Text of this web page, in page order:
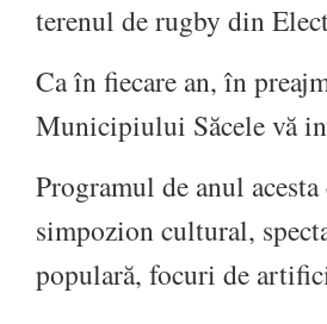
terenul de rugby din
Ca în fiecare an, în
Municipiului Săcele vă
Programul de anul
simpozion cultural,
populară, focuri de